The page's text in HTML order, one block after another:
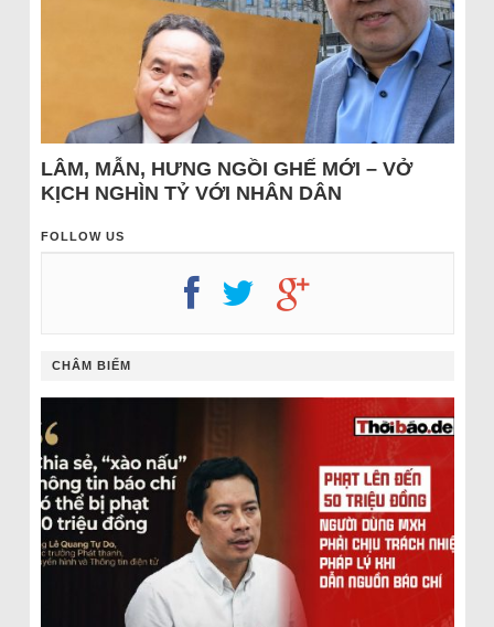
LÂM, MẪN, HƯNG NGỒI GHẾ MỚI – VỞ
KỊCH NGHÌN TỶ VỚI NHÂN DÂN
FOLLOW US
CHÂM BIẾM